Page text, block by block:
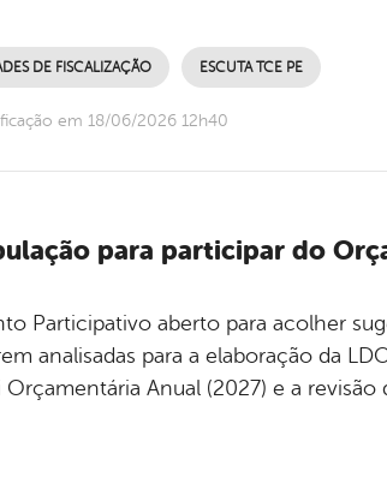
DE FISCALIZAÇÃO ESCUTA TCE PE
em 18/06/2026 12h40
para participar do
Participativo aberto para acolher
analisadas para a elaboração da
Anual (2027) e a revisão